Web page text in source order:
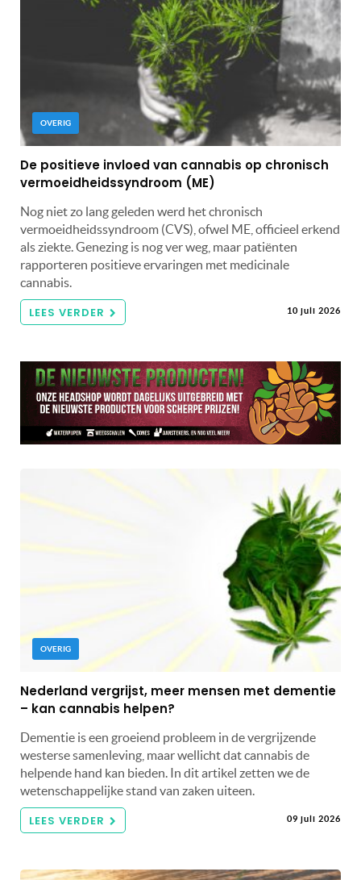
OVERIG
De positieve invloed van cannabis op chronisch
vermoeidheidssyndroom (ME)
Nog niet zo lang geleden werd het chronisch
vermoeidheidssyndroom (CVS), ofwel ME, officieel erkend
als ziekte. Genezing is nog ver weg, maar patiënten
rapporteren positieve ervaringen met medicinale
cannabis.
LEES VERDER 10 juli 2026
OVERIG
Nederland vergrijst, meer mensen met dementie
– kan cannabis helpen?
Dementie is een groeiend probleem in de vergrijzende
westerse samenleving, maar wellicht dat cannabis de
helpende hand kan bieden. In dit artikel zetten we de
wetenschappelijke stand van zaken uiteen.
LEES VERDER 09 juli 2026